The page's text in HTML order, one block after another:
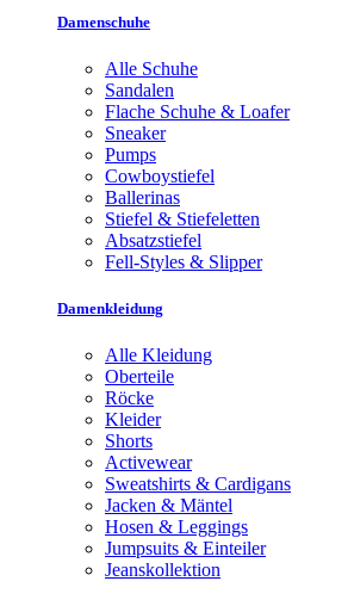
Damenschuhe
Alle Schuhe
Sandalen
Flache Schuhe & Loafer
Sneaker
Pumps
Cowboystiefel
Ballerinas
Stiefel & Stiefeletten
Absatzstiefel
Fell-Styles & Slipper
Damenkleidung
Alle Kleidung
Oberteile
Röcke
Kleider
Shorts
Activewear
Sweatshirts & Cardigans
Jacken & Mäntel
Hosen & Leggings
Jumpsuits & Einteiler
Jeanskollektion